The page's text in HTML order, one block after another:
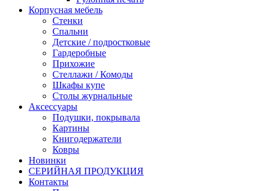
Корпусная мебель
Стенки
Спальни
Детские / подростковые
Гардеробные
Прихожие
Стеллажи / Комоды
Шкафы купе
Столы журнальные
Аксессуары
Подушки, покрывала
Картины
Книгодержатели
Ковры
Новинки
СЕРИЙНАЯ ПРОДУКЦИЯ
Контакты